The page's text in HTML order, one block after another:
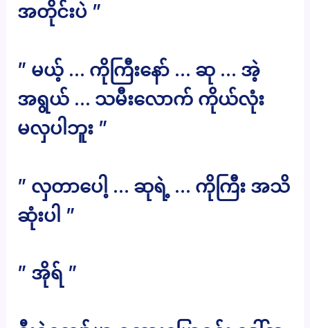
အတိုင်းပဲ ”
” မယ့် … ကိုကြီးနော် … ဆု … အဲ့
အရွယ် … သမီးလောက် ကိုယ်လုံး
မလှပါဘူး ”
” လှတာပေါ့ … ဆုရဲ့ … ကိုကြီး အသိ
ဆုံးပါ ”
” အိုရ် ”